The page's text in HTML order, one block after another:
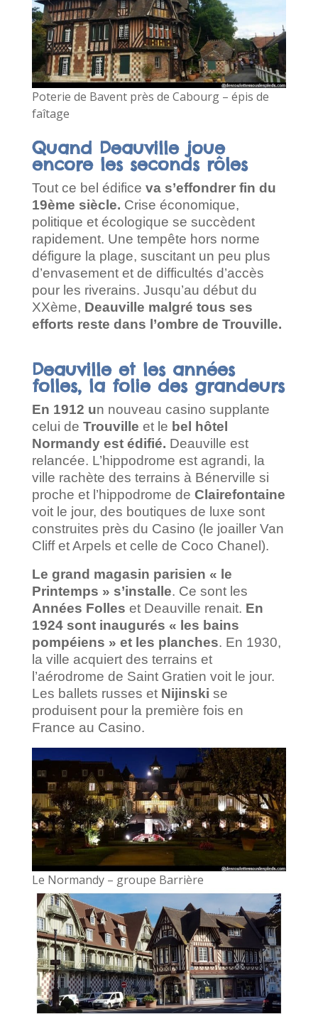
Poterie de Bavent près de Cabourg – épis de
faîtage
Quand Deauville joue
encore les seconds rôles
Tout ce bel édifice va s’effondrer fin du
19ème siècle. Crise économique,
politique et écologique se succèdent
rapidement. Une tempête hors norme
défigure la plage, suscitant un peu plus
d’envasement et de difficultés d’accès
pour les riverains. Jusqu’au début du
XXème, Deauville malgré tous ses
efforts reste dans l’ombre de Trouville.
Deauville et les années
folles, la folie des grandeurs
En 1912 un nouveau casino supplante
celui de Trouville et le bel hôtel
Normandy est édifié. Deauville est
relancée. L’hippodrome est agrandi, la
ville rachète des terrains à Bénerville si
proche et l’hippodrome de Clairefontaine
voit le jour, des boutiques de luxe sont
construites près du Casino (le joailler Van
Cliff et Arpels et celle de Coco Chanel).
Le grand magasin parisien « le
Printemps » s’installe. Ce sont les
Années Folles et Deauville renait. En
1924 sont inaugurés « les bains
pompéiens » et les planches. En 1930,
la ville acquiert des terrains et
l’aérodrome de Saint Gratien voit le jour.
Les ballets russes et Nijinski se
produisent pour la première fois en
France au Casino.
Le Normandy – groupe Barrière